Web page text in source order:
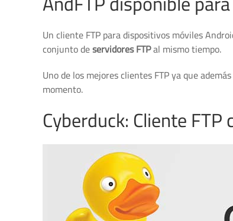
Un cliente FTP para dispositivos móviles
conjunto deservidores FTPal mismo tiempo.
Uno de los mejores clientes FTP ya que
momento.
Cyberduck: Cliente